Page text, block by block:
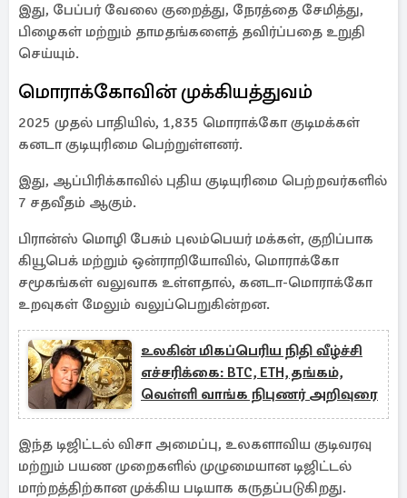
இது, பேப்பர் வேலை குறைத்து, நேரத்தை சேமித்து,
பிழைகள் மற்றும் தாமதங்களைத் தவிர்ப்பதை உறுதி
செய்யும்.
மொராக்கோவின் முக்கியத்துவம்
2025 முதல் பாதியில், 1,835 மொராக்கோ குடிமக்கள்
கனடா குடியுரிமை பெற்றுள்ளனர்.
இது, ஆப்பிரிக்காவில் புதிய குடியுரிமை பெற்றவர்களில்
7 சதவீதம் ஆகும்.
பிரான்ஸ் மொழி பேசும் புலம்பெயர் மக்கள், குறிப்பாக
கியூபெக் மற்றும் ஒன்ராறியோவில், மொராக்கோ
சமூகங்கள் வலுவாக உள்ளதால், கனடா-மொராக்கோ
உறவுகள் மேலும் வலுப்பெறுகின்றன.
உலகின் மிகப்பெரிய நிதி வீழ்ச்சி
எச்சரிக்கை: BTC, ETH, தங்கம்,
வெள்ளி வாங்க நிபுணர் அறிவுரை
இந்த டிஜிட்டல் விசா அமைப்பு, உலகளாவிய குடிவரவு
மற்றும் பயண முறைகளில் முழுமையான டிஜிட்டல்
மாற்றத்திற்கான முக்கிய படியாக கருதப்படுகிறது.